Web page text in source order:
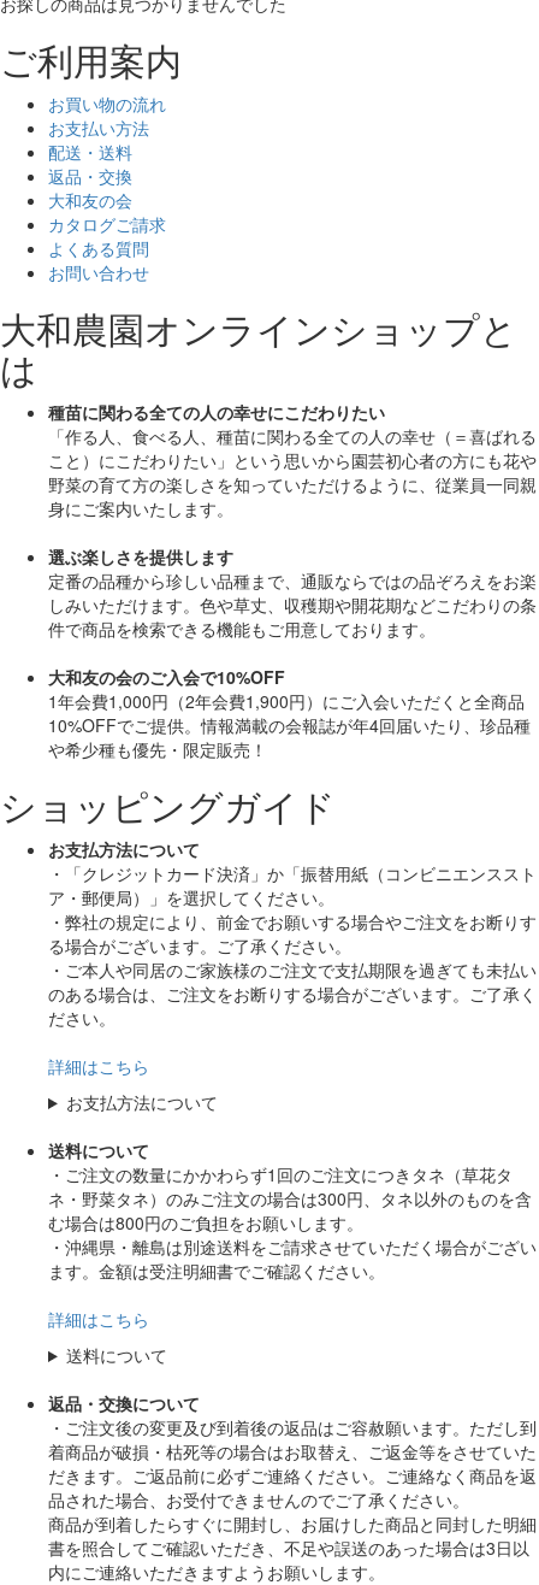
ご利用案内
お買い物の流れ
お支払い方法
配送・送料
返品・交換
大和友の会
カタログご請求
よくある質問
お問い合わせ
大和農園オンラインショップと
は
種苗に関わる全ての人の幸せにこだわりたい
「作る人、食べる人、種苗に関わる全ての人の幸せ（＝喜ばれる
こと）にこだわりたい」 という思いから園芸初心者の方にも花や
野菜の育て方の楽しさを知っていただけるように、従業員一同親
身にご案内いたします。
選ぶ楽しさを提供します
定番の品種から珍しい品種まで、通販ならではの品ぞろえをお楽
しみいただけます。色や草丈、収穫期や開花期などこだわりの条
件で商品を検索できる機能もご用意しております。
大和友の会のご入会で10%OFF
1年会費1,000円（2年会費1,900円）にご入会いただくと全商品
10%OFFでご提供。情報満載の会報誌が年4回届いたり、珍品種
や希少種も優先・限定販売！
ショッピングガイド
お支払方法について
・「クレジットカード決済」か「振替用紙（コンビニエンススト
ア・郵便局）」を選択してください。
・弊社の規定により、前金でお願いする場合やご注文をお断りす
る場合がございます。ご了承ください。
・ご本人や同居のご家族様のご注文で支払期限を過ぎても未払い
のある場合は、ご注文をお断りする場合がございます。ご了承く
ださい。
詳細はこちら
お支払方法について
送料について
・ご注文の数量にかかわらず1回のご注文につきタネ（草花タ
ネ・野菜タネ）のみご注文の場合は300円、タネ以外のものを含
む場合は800円のご負担をお願いします。
・沖縄県・離島は別途送料をご請求させていただく場合がござい
ます。金額は受注明細書でご確認ください。
詳細はこちら
送料について
返品・交換について
・ご注文後の変更及び到着後の返品はご容赦願います。ただし到
着商品が破損・枯死等の場合はお取替え、ご返金等をさせていた
だきます。ご返品前に必ずご連絡ください。ご連絡なく商品を返
品された場合、お受付できませんのでご了承ください。
商品が到着したらすぐに開封し、お届けした商品と同封した明細
書を照合してご確認いただき、不足や誤送のあった場合は3日以
内にご連絡いただきますようお願いします。